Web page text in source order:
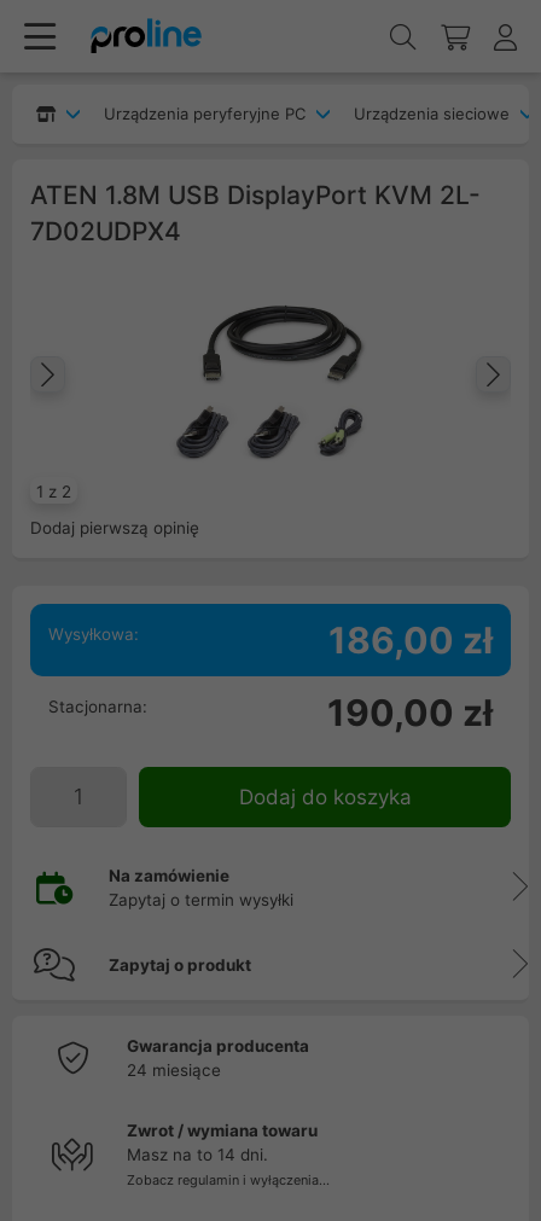
Urządzenia peryferyjne PC Urządzenia sieciowe
ATEN 1.8M USB DisplayPort KVM 2L-
7D02UDPX4
1 z 2
Poprzedni
Dodaj pierwszą opinię
Wysyłkowa: 186,00 zł
Stacjonarna: 190,00 zł
Dodaj do koszyka
Na zamówienie
Zapytaj o termin wysyłki
Zapytaj o produkt
Gwarancja producenta
24 miesiące
Zwrot / wymiana towaru
Masz na to 14 dni.
Zobacz regulamin i wyłączenia...